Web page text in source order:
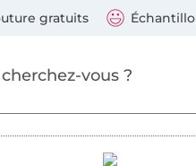
gratuits
suivants : Visa,